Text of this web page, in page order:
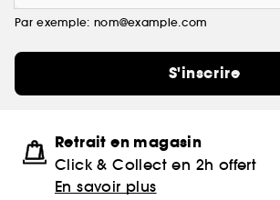
Par exemple: nom@example.com
S'inscrire
Retrait en magasin
Click & Collect en 2h offert
En savoir plus